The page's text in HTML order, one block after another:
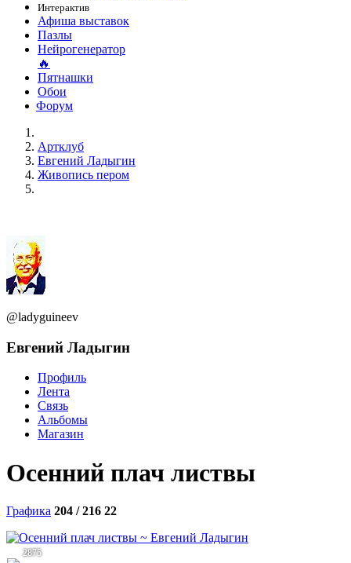
Интерактив
Афиша выставок
Пазлы
Нейрогенератор
🔥
Пятнашки
Обои
Форум
Артклуб
Евгений Ладыгин
Живопись пером
@ladyguineev
Евгений Ладыгин
Профиль
Лента
Связь
Альбомы
Магазин
Осенний плач листвы
Графика 204 / 216 22
2875